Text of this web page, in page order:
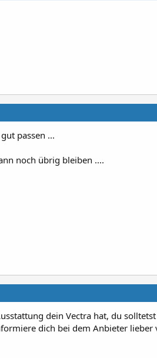
passen ...
noch übrig bleiben ....
dein Vectra hat, du
dich bei dem Anbieter lieber